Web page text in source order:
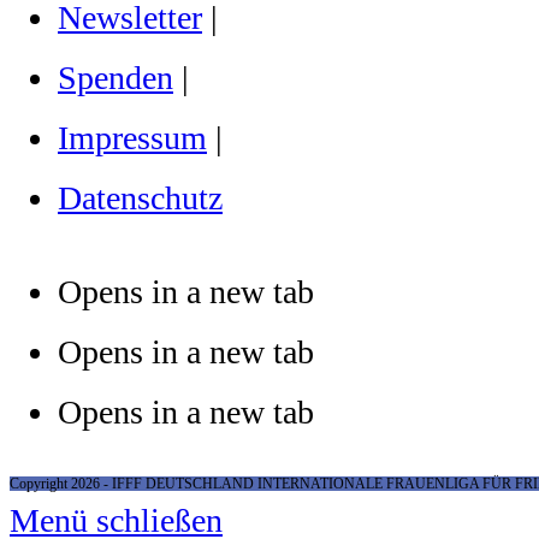
Newsletter |
Spenden |
Impressum |
Datenschutz
Opens in a new tab
Opens in a new tab
Opens in a new tab
Copyright 2026 - IFFF DEUTSCHLAND INTERNATIONALE FRAUENLIGA FÜR
Menü schließen